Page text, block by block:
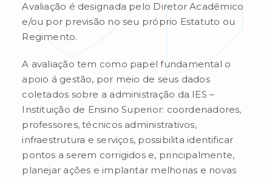
Avaliação é designada pelo Diretor Acadêmico
e/ou por previsão no seu próprio Estatuto ou
Regimento.
A avaliação tem como papel fundamental o
apoio á gestão, por meio de seus dados
coletados sobre a administração da IES –
Instituição de Ensino Superior: coordenadores,
professores, técnicos administrativos,
infraestrutura e serviços, possibilita identificar
pontos a serem corrigidos e, principalmente,
planejar ações e implantar melhorias e novas